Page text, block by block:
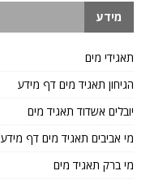
מידע
תאגידי מים
הגיחון תאגיד מים דף מידע
יובלים אשדוד תאגיד מים
מי אביבים תאגיד מים דף מידע
מי ברק תאגיד מים